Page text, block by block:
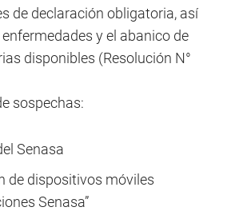
de declaración obligatoria, así
y el abanico de
disponibles (Resolución N°
sospechas:
Senasa
de dispositivos móviles
Senasa”